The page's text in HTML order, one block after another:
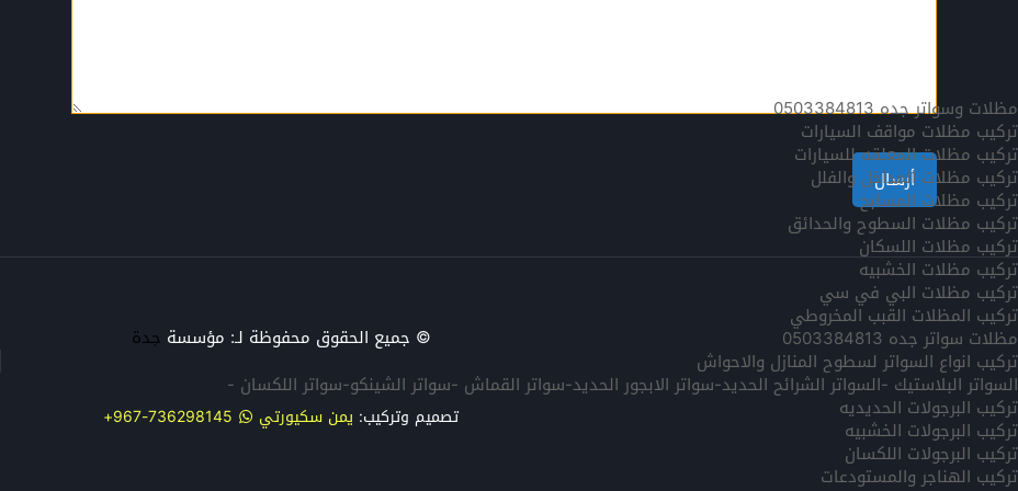
© جميع الحقوق محفوظة لـ: مؤسسة جدة
تصميم وتركيب: يمن سكيورتي
مظلات وسواتر جده 0503384813
تركيب مظلات مواقف السيارات
تركيب مظلات المعلقه للسيارات
تركيب مظلات المداخل والفلل
تركيب مظلات المسابح
تركيب مظلات السطوح والحدائق
تركيب مظلات اللسكان
تركيب مظلات الخشبيه
تركيب مظلات البي في سي
تركيب المظلات القبب المخروطي
مظلات سواتر جده 0503384813
تركيب انواع السواتر لسطوح المنازل والاحواش
السواتر البلاستيك -السواتر الشرائح الحديد-سواتر الابجور الحديد-سواتر القماش -سواتر الشينكو-سواتر اللكسان -
تركيب البرجولات الحديديه
تركيب البرجولات الخشبيه
تركيب البرجولات اللكسان
تركيب الهناجر والمستودعات